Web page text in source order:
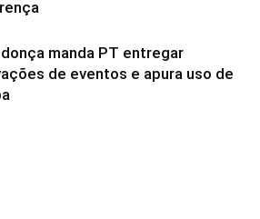
manda PT entregar
de eventos e apura uso de